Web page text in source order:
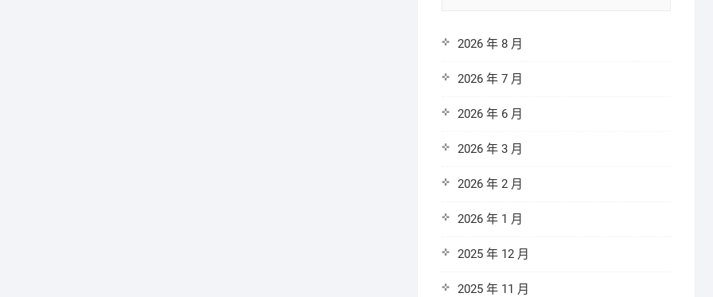
2026 年 8 月
2026 年 7 月
2026 年 6 月
2026 年 3 月
2026 年 2 月
2026 年 1 月
2025 年 12 月
2025 年 11 月